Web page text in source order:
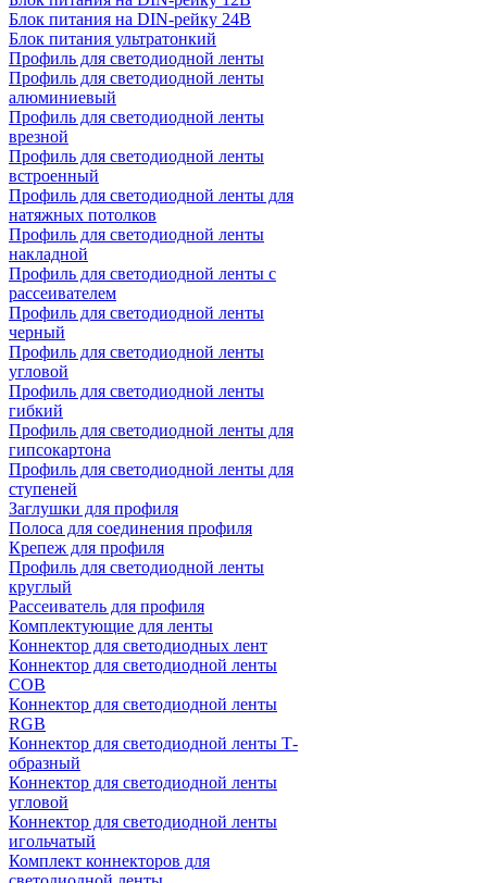
Блок питания на DIN-рейку 24В
Блок питания ультратонкий
Профиль для светодиодной ленты
Профиль для светодиодной ленты
алюминиевый
Профиль для светодиодной ленты
врезной
Профиль для светодиодной ленты
встроенный
Профиль для светодиодной ленты для
натяжных потолков
Профиль для светодиодной ленты
накладной
Профиль для светодиодной ленты с
рассеивателем
Профиль для светодиодной ленты
черный
Профиль для светодиодной ленты
угловой
Профиль для светодиодной ленты
гибкий
Профиль для светодиодной ленты для
гипсокартона
Профиль для светодиодной ленты для
ступеней
Заглушки для профиля
Полоса для соединения профиля
Крепеж для профиля
Профиль для светодиодной ленты
круглый
Рассеиватель для профиля
Комплектующие для ленты
Коннектор для светодиодных лент
Коннектор для светодиодной ленты
COB
Коннектор для светодиодной ленты
RGB
Коннектор для светодиодной ленты Т-
образный
Коннектор для светодиодной ленты
угловой
Коннектор для светодиодной ленты
игольчатый
Комплект коннекторов для